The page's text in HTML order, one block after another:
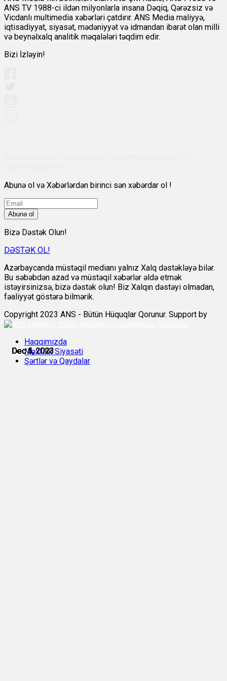
Dec 4, 2023
Dec 5, 2023
Dec 5, 2023
Dec 5, 2023
Dec 5, 2023
Dec 6, 2023
ANS TV 1988-ci ildən milyonlarla insana Dəqiq, Qərəzsiz və
Vicdanlı multimedia xəbərləri çatdırır. ANS Media maliyyə,
iqtisadiyyat, siyasət, mədəniyyət və idmandan ibarət olan milli
və beynəlxalq analitik məqalələri təqdim edir.
Bizi İzləyin!
Abunə ol və Xəbərlərdən birinci sən xəbərdar ol !
Abunə ol
Bizə Dəstək Olun!
DƏSTƏK OL!
Azərbaycanda müstəqil medianı yalnız Xalq dəstəkləyə bilər.
Bu səbəbdən azad və müstəqil xəbərlər əldə etmək
istəyirsinizsə, bizə dəstək olun! Biz Xalqın dəstəyi olmadan,
fəaliyyət göstərə bilmərik.
Copyright 2023 ANS - Bütün Hüquqlar Qorunur. Support by
Haqqımızda
Məxfilik Siyasəti
Şərtlər və Qaydalar